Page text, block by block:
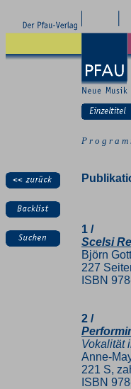
P r o g r a
1 /
Scelsi
Björn
227
ISBN
2 /
Vokalität
Anne-
221 S,
ISBN